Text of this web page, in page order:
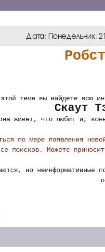
Дата: Понедельник,
теме вы найдете всю
Скаут
живет, что любит и,
по мере появления
поисков. Можете
но неинформативные